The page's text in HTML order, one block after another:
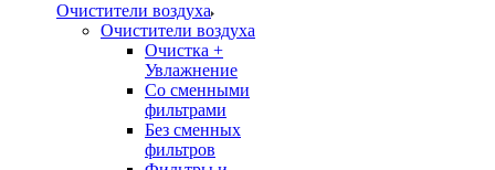
Очистители воздуха
Очистители воздуха
Очистка +
Увлажнение
Cо сменными
фильтрами
Без сменных
фильтров